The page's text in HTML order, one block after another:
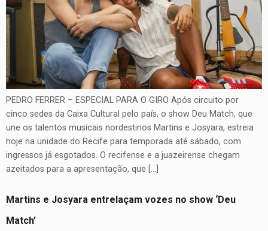
PEDRO FERRER – ESPECIAL PARA O GIRO Após circuito por
cinco sedes da Caixa Cultural pelo país, o show Deu Match, que
une os talentos musicais nordestinos Martins e Josyara, estreia
hoje na unidade do Recife para temporada até sábado, com
ingressos já esgotados. O recifense e a juazeirense chegam
azeitados para a apresentação, que […]
Martins e Josyara entrelaçam vozes no show ‘Deu
Match’